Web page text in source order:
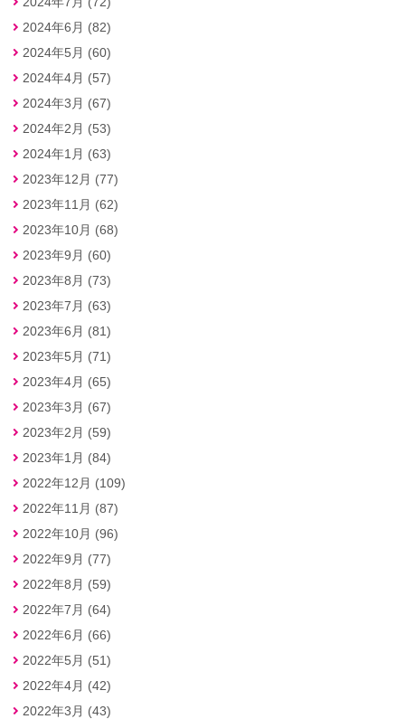
2024年6月 (82)
2024年5月 (60)
2024年4月 (57)
2024年3月 (67)
2024年2月 (53)
2024年1月 (63)
2023年12月 (77)
2023年11月 (62)
2023年10月 (68)
2023年9月 (60)
2023年8月 (73)
2023年7月 (63)
2023年6月 (81)
2023年5月 (71)
2023年4月 (65)
2023年3月 (67)
2023年2月 (59)
2023年1月 (84)
2022年12月 (109)
2022年11月 (87)
2022年10月 (96)
2022年9月 (77)
2022年8月 (59)
2022年7月 (64)
2022年6月 (66)
2022年5月 (51)
2022年4月 (42)
2022年3月 (43)